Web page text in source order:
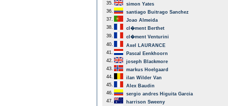
35.
simon Yates
36.
santiago Buitrago Sanchez
37.
Joao Almeida
38.
cl�ment Berthet
39.
cl�ment Venturini
40.
Axel LAURANCE
41.
Pascal Eenkhoorn
42.
joseph Blackmore
43.
markus Hoelgaard
44.
ilan Wilder Van
45.
Alex Baudin
46.
sergio andres Higuita Garcia
47.
harrison Sweeny